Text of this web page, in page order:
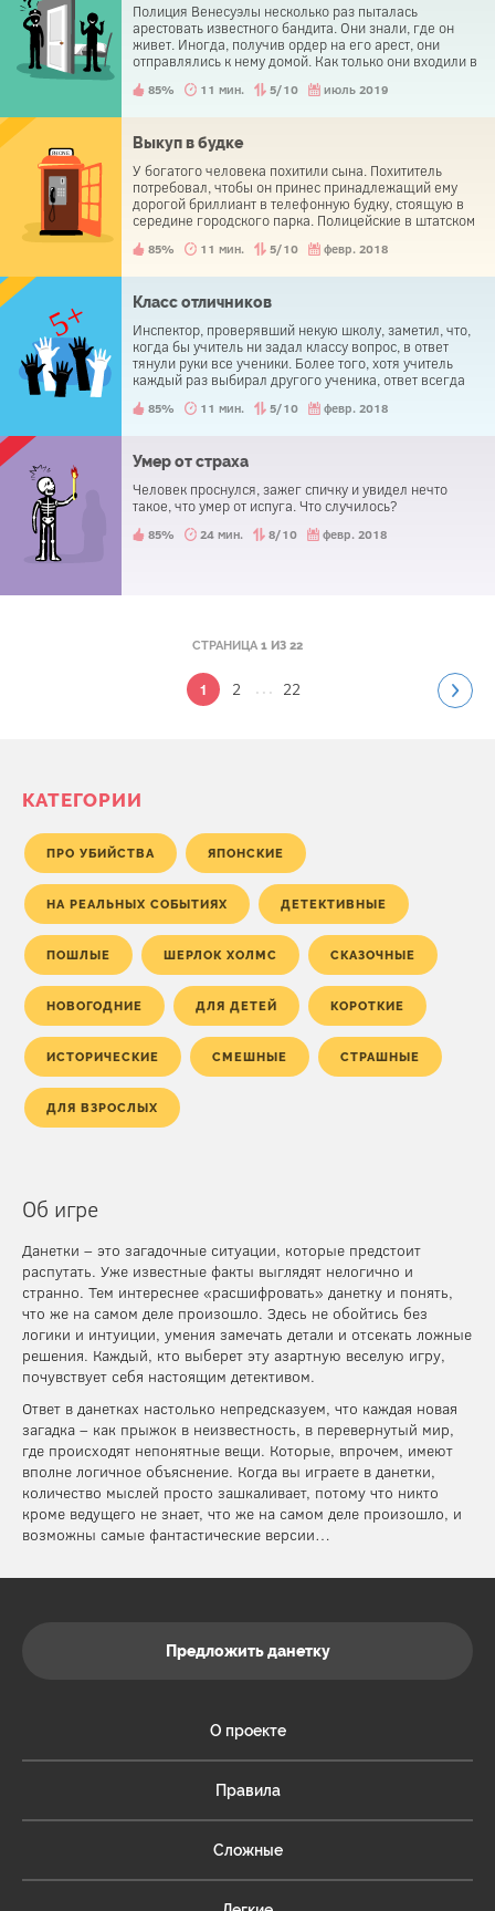
Полиция Венесуэлы несколько раз пыталась
арестовать известного бандита. Они знали, где он
живет. Иногда, получив ордер на его арест, они
отправлялись к нему домой. Как только они входили в
оставалось делать, кроме как уйти ни с чем.
85% 11 мин. 5/10 июль 2019
Выкуп в будке
У богатого человека похитили сына. Похититель
потребовал, чтобы он принес принадлежащий ему
дорогой бриллиант в телефонную будку, стоящую в
середине городского парка. Полицейские в штатском
или его посредника. Отец похищенного ребенка
хитрому преступнику вынести алмаз из парка, ни
схватить негодяя. Что он сделал?
85% 11 мин. 5/10 февр. 2018
Класс отличников
Инспектор, проверявший некую школу, заметил, что,
когда бы учитель ни задал классу вопрос, в ответ
тянули руки все ученики. Более того, хотя учитель
каждый раз выбирал другого ученика, ответ всегда
85% 11 мин. 5/10 февр. 2018
Умер от страха
Человек проснулся, зажег спичку и увидел нечто
такое, что умер от испуга. Что случилось?
85% 24 мин. 8/10 февр. 2018
СТРАНИЦА 1 ИЗ 22
1 2 ... 22
КАТЕГОРИИ
ПРО УБИЙСТВА ЯПОНСКИЕ
НА РЕАЛЬНЫХ СОБЫТИЯХ ДЕТЕКТИВНЫЕ
ПОШЛЫЕ ШЕРЛОК ХОЛМС СКАЗОЧНЫЕ
НОВОГОДНИЕ ДЛЯ ДЕТЕЙ КОРОТКИЕ
ИСТОРИЧЕСКИЕ СМЕШНЫЕ СТРАШНЫЕ
ДЛЯ ВЗРОСЛЫХ
Об игре
Данетки – это загадочные ситуации, которые предстоит
распутать. Уже известные факты выглядят нелогично и
странно. Тем интереснее «расшифровать» данетку и понять,
что же на самом деле произошло. Здесь не обойтись без
логики и интуиции, умения замечать детали и отсекать ложные
решения. Каждый, кто выберет эту азартную веселую игру,
почувствует себя настоящим детективом.
Ответ в данетках настолько непредсказуем, что каждая новая
загадка – как прыжок в неизвестность, в перевернутый мир,
где происходят непонятные вещи. Которые, впрочем, имеют
вполне логичное объяснение. Когда вы играете в данетки,
количество мыслей просто зашкаливает, потому что никто
кроме ведущего не знает, что же на самом деле произошло, и
возможны самые фантастические версии…
Предложить данетку
О проекте
Правила
Сложные